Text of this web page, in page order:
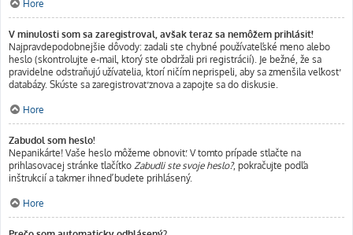
Hore
V minulosti som sa zaregistroval, avšak teraz sa nemôžem prihlásiť!
Najpravdepodobnejšie dôvody: zadali ste chybné používateľské meno alebo
heslo (skontrolujte e-mail, ktorý ste obdržali pri registrácií). Je bežné, že sa
pravidelne odstraňujú užívatelia, ktorí ničím neprispeli, aby sa zmenšila veľkosť
databázy. Skúste sa zaregistrovať znova a zapojte sa do diskusie.
Hore
Zabudol som heslo!
Nepanikárte! Vaše heslo môžeme obnoviť. V tomto prípade stlačte na
prihlasovacej stránke tlačítko Zabudli ste svoje heslo?, pokračujte podľa
inštrukcií a takmer ihneď budete prihlásený.
Hore